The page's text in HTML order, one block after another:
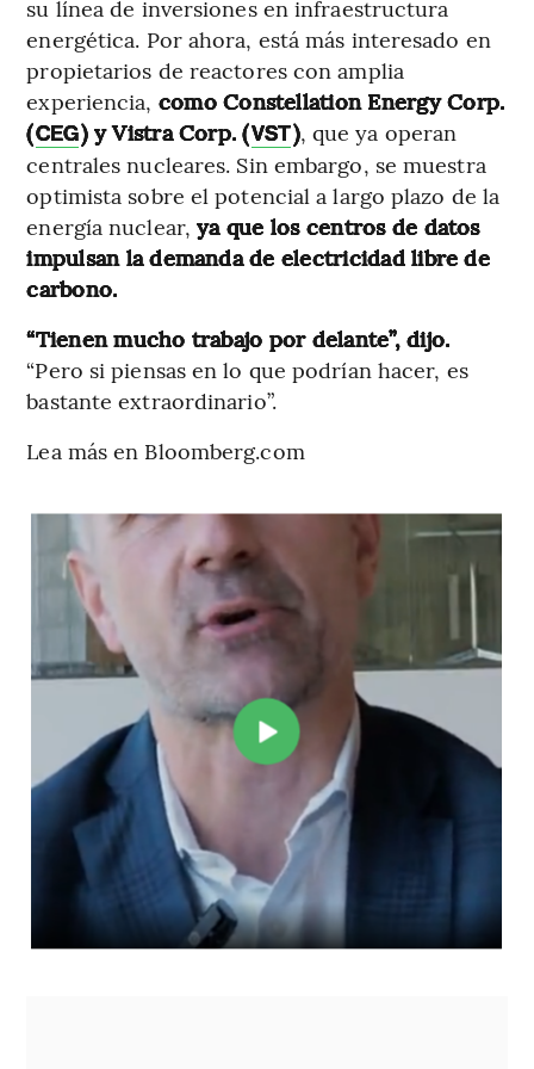
su línea de inversiones en infraestructura
energética. Por ahora, está más interesado en
propietarios de reactores con amplia
experiencia, como Constellation Energy Corp.
(CEG) y Vistra Corp. (VST), que ya operan
centrales nucleares. Sin embargo, se muestra
optimista sobre el potencial a largo plazo de la
energía nuclear, ya que los centros de datos
impulsan la demanda de electricidad libre de
carbono.
“Tienen mucho trabajo por delante”, dijo.
“Pero si piensas en lo que podrían hacer, es
bastante extraordinario”.
Lea más en Bloomberg.com